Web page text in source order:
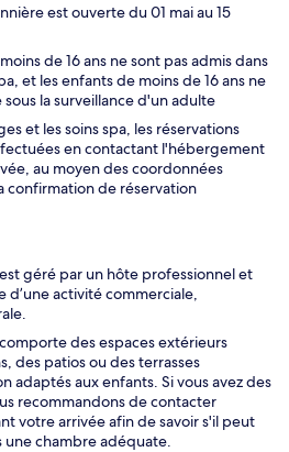
est ouverte du 01 mai au 15
de 16 ans ne sont pas admis dans
et les enfants de moins de 16 ans ne
la surveillance d'un adulte
et les soins spa, les réservations
en contactant l'hébergement
au moyen des coordonnées
confirmation de réservation
géré par un hôte professionnel et
d’une activité commerciale,
des espaces extérieurs
des patios ou des terrasses
adaptés aux enfants. Si vous avez des
recommandons de contacter
votre arrivée afin de savoir s'il peut
une chambre adéquate.